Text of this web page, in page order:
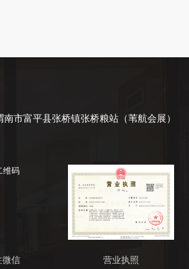
南市富平县张桥镇张桥粮站（苇航会展）
营业执照
微信